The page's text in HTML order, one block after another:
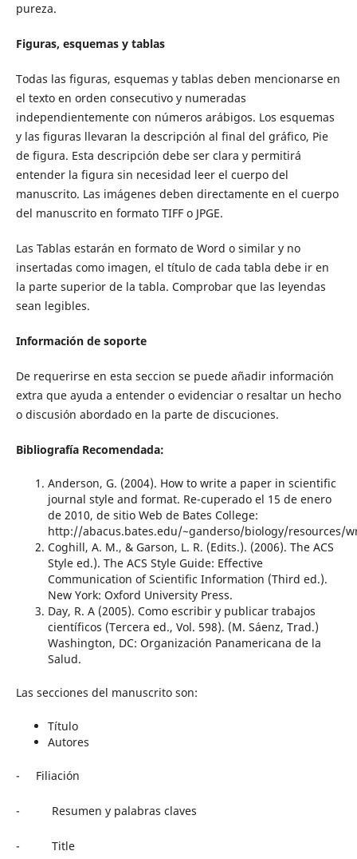
pureza.
Figuras, esquemas y tablas
Todas las figuras, esquemas y tablas deben mencionarse en
el texto en orden consecutivo y numeradas
independientemente con números arábigos. Los esquemas
y las figuras llevaran la descripción al final del gráfico, Pie
de figura. Esta descripción debe ser clara y permitirá
entender la figura sin necesidad leer el cuerpo del
manuscrito. Las imágenes deben directamente en el cuerpo
del manuscrito en formato TIFF o JPGE.
Las Tablas estarán en formato de Word o similar y no
insertadas como imagen, el título de cada tabla debe ir en
la parte superior de la tabla. Comprobar que las leyendas
sean legibles.
Información de soporte
De requerirse en esta seccion se puede añadir información
extra que ayuda a entender o evidenciar o resaltar un hecho
o discusión abordado en la parte de discuciones.
Bibliografía Recomendada:
Anderson, G. (2004). How to write a paper in scientific
journal style and format. Re-cuperado el 15 de enero
de 2010, de sitio Web de Bates College:
http://abacus.bates.edu/~ganderso/biology/resources/
Coghill, A. M., & Garson, L. R. (Edits.). (2006). The ACS
Style ed.). The ACS Style Guide: Effective
Communication of Scientific Information (Third ed.).
New York: Oxford University Press.
Day, R. A (2005). Como escribir y publicar trabajos
científicos (Tercera ed., Vol. 598). (M. Sáenz, Trad.)
Washington, DC: Organización Panamericana de la
Salud.
Las secciones del manuscrito son:
Título
Autores
- Filiación
- Resumen y palabras claves
- Title